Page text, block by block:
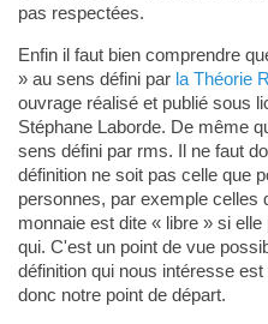
pas respectées.
Enfin il faut bien comprendre
» au sens défini par la Théorie
ouvrage réalisé et publié sous
Stéphane Laborde. De même
sens défini par rms. Il ne faut
définition ne soit pas celle que
personnes, par exemple celles
monnaie est dite « libre » si
qui. C'est un point de vue
définition qui nous intéresse
donc notre point de départ.